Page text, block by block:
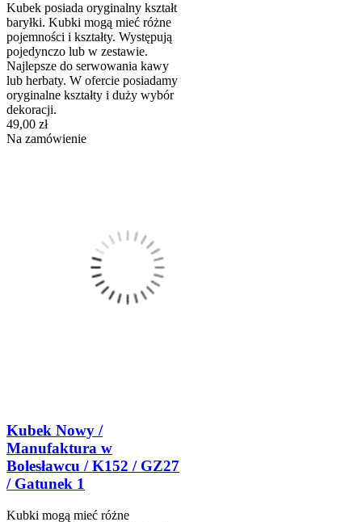
Kubek posiada oryginalny kształt
baryłki. Kubki mogą mieć różne
pojemności i kształty. Występują
pojedynczo lub w zestawie.
Najlepsze do serwowania kawy
lub herbaty. W ofercie posiadamy
oryginalne kształty i duży wybór
dekoracji.
49,00 zł
Na zamówienie
Kubek Nowy /
Manufaktura w
Bolesławcu / K152 / GZ27
/ Gatunek 1
Kubki mogą mieć różne